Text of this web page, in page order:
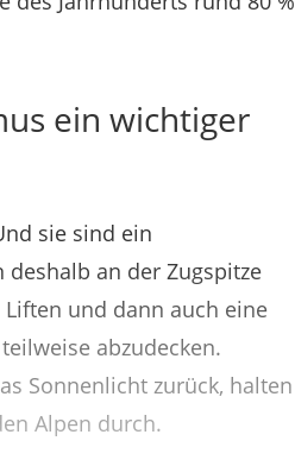
ein wichtiger
sie sind ein
an der Zugspitze
und dann auch eine
abzudecken.
Sonnenlicht zurück, halten
Alpen durch.